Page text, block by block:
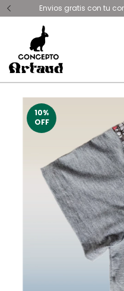
Envios gratis con tu
10%
OFF